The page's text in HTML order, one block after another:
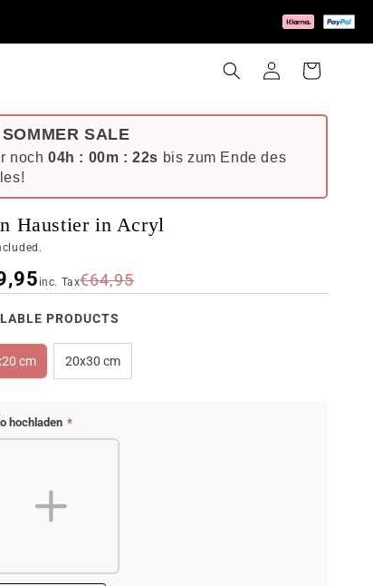
in
Cart
SOMMER SALE
noch 04h : 00m : 21s bis zum Ende des
Haustier in Acryl
€64,95
inc. Tax
PRODUCTS
cm 20x30 cm
hochladen *